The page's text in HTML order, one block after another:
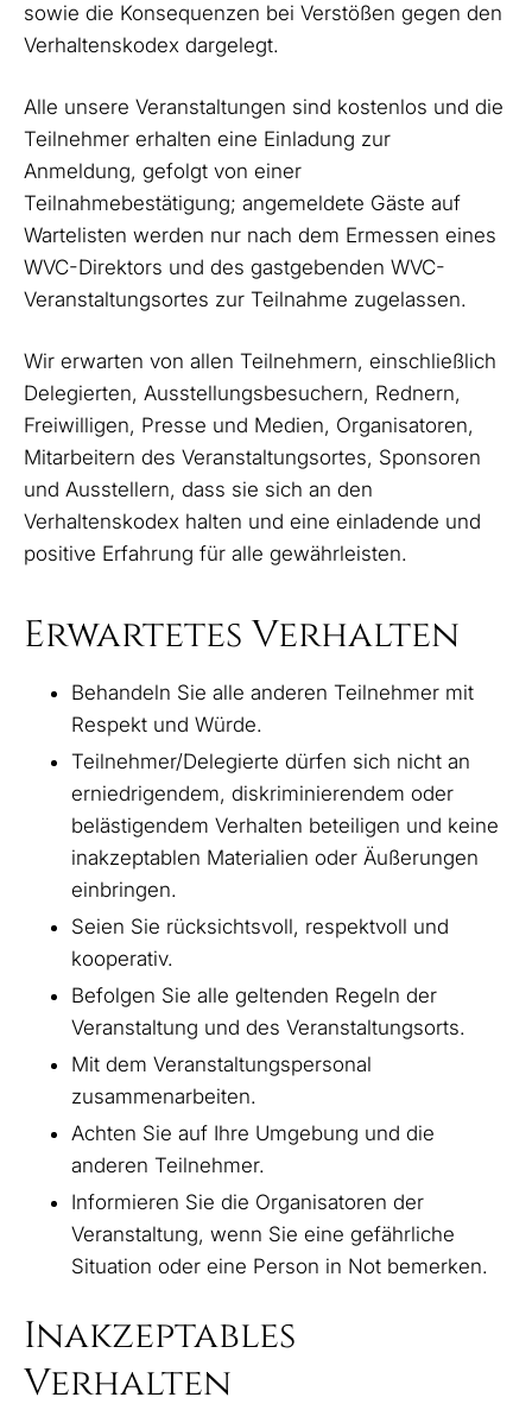
sowie die Konsequenzen bei Verstößen gegen den
Verhaltenskodex dargelegt.
Alle unsere Veranstaltungen sind kostenlos und die
Teilnehmer erhalten eine Einladung zur
Anmeldung, gefolgt von einer
Teilnahmebestätigung; angemeldete Gäste auf
Wartelisten werden nur nach dem Ermessen eines
WVC-Direktors und des gastgebenden WVC-
Veranstaltungsortes zur Teilnahme zugelassen.
Wir erwarten von allen Teilnehmern, einschließlich
Delegierten, Ausstellungsbesuchern, Rednern,
Freiwilligen, Presse und Medien, Organisatoren,
Mitarbeitern des Veranstaltungsortes, Sponsoren
und Ausstellern, dass sie sich an den
Verhaltenskodex halten und eine einladende und
positive Erfahrung für alle gewährleisten.
Erwartetes Verhalten
Behandeln Sie alle anderen Teilnehmer mit
Respekt und Würde.
Teilnehmer/Delegierte dürfen sich nicht an
erniedrigendem, diskriminierendem oder
belästigendem Verhalten beteiligen und keine
inakzeptablen Materialien oder Äußerungen
einbringen.
Seien Sie rücksichtsvoll, respektvoll und
kooperativ.
Befolgen Sie alle geltenden Regeln der
Veranstaltung und des Veranstaltungsorts.
Mit dem Veranstaltungspersonal
zusammenarbeiten.
Achten Sie auf Ihre Umgebung und die
anderen Teilnehmer.
Informieren Sie die Organisatoren der
Veranstaltung, wenn Sie eine gefährliche
Situation oder eine Person in Not bemerken.
Inakzeptables
Verhalten